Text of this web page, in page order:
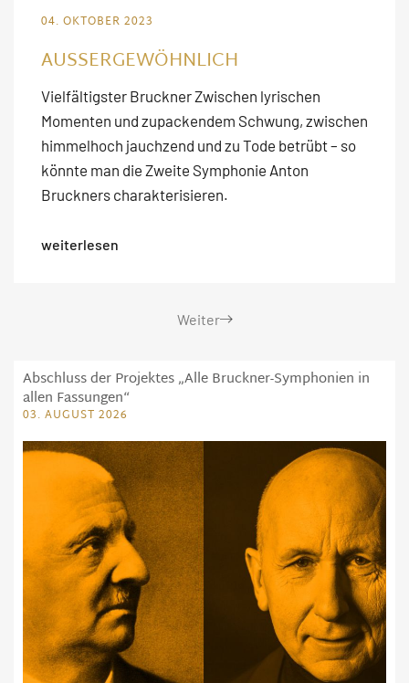
04. OKTOBER 2023
AUSSERGEWÖHNLICH
Vielfältigster Bruckner Zwischen lyrischen
Momenten und zupackendem Schwung, zwischen
himmelhoch jauchzend und zu Tode betrübt – so
könnte man die Zweite Symphonie Anton
Bruckners charakterisieren.
weiterlesen
Weiter
Abschluss der Projektes „Alle Bruckner-Symphonien in
allen Fassungen“
03. AUGUST 2026